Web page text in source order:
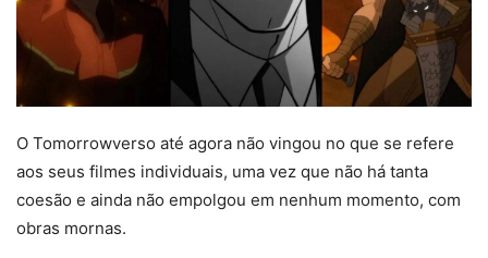
O Tomorrowverso até agora não vingou no que se refere
aos seus filmes individuais, uma vez que não há tanta
coesão e ainda não empolgou em nenhum momento, com
obras mornas.